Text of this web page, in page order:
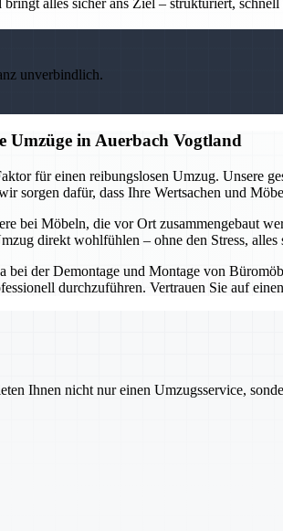
alles sicher ans Ziel – strukturiert, schnell
unverbindlich.
Umzüge in Auerbach Vogtland
für einen reibungslosen Umzug. Unsere
sorgen dafür, dass Ihre Wertsachen und
bei Möbeln, die vor Ort zusammengebaut
direkt wohlfühlen – ohne den Stress, alles
der Demontage und Montage von
durchzuführen. Vertrauen Sie auf
Ihnen nicht nur einen Umzugsservice,